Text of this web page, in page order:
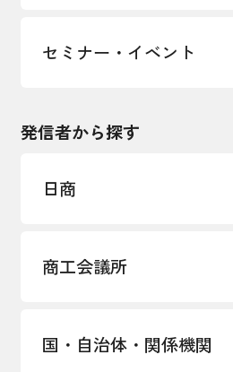
セミナー・イベント
発信者から探す
日商
商工会議所
国・自治体・関係機関